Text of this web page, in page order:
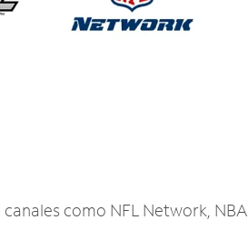
como NFL Network,